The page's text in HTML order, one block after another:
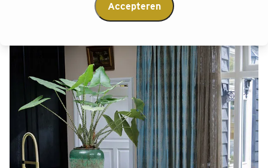
Accepteren